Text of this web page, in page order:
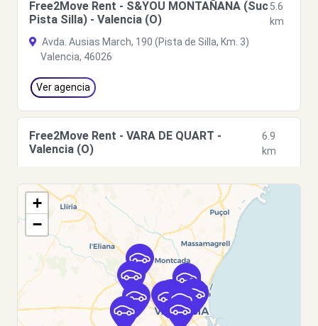
Free2Move Rent - S&YOU MONTAÑANA (Suc
Pista Silla) - Valencia (O)
5.6
km
Avda. Ausias March, 190 (Pista de Silla, Km. 3)
Valencia, 46026
Ver agencia
Free2Move Rent - VARA DE QUART -
Valencia (O)
6.9
km
Valencia, 46014
Ver agencia
Free2Move Rent - MACAUTO VALENCIA,
S.A. - Valencia (O)
c/ Archiduque Carlos, 90
Valencia, 46014
+
−